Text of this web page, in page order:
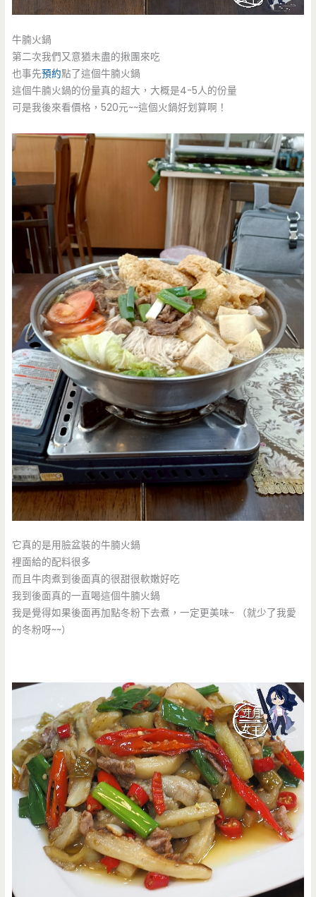
牛腩火鍋
第二次我們又意猶未盡的揪團來吃
也事先預約點了這個牛腩火鍋
這個牛腩火鍋的份量真的超大，大概是4-5人的份量
可是我後來看價格，520元~~這個火鍋好划算啊！
它真的是用臉盆裝的牛腩火鍋
裡面給的配料很多
而且牛肉煮到後面真的很甜很軟嫩好吃
我到後面真的一直喝這個牛腩火鍋
我是覺得如果後面再加點冬粉下去煮，一定更美味~ （就少了我愛
的冬粉呀~~）